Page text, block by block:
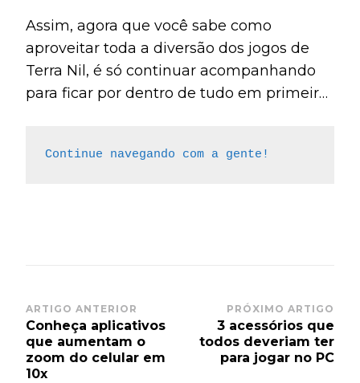
Assim, agora que você sabe como
aproveitar toda a diversão dos jogos de
Terra Nil, é só continuar acompanhando
para ficar por dentro de tudo em primeira
Continue navegando com a gente!
Post
Navigation
ARTIGO ANTERIOR
Conheça aplicativos
que aumentam o
zoom do celular em
10x
PRÓXIMO ARTIGO
3 acessórios que
todos deveriam ter
para jogar no PC